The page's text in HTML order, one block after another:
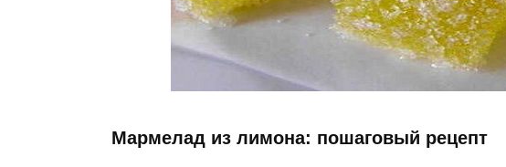
Мармелад из лимона: пошаговый рецепт